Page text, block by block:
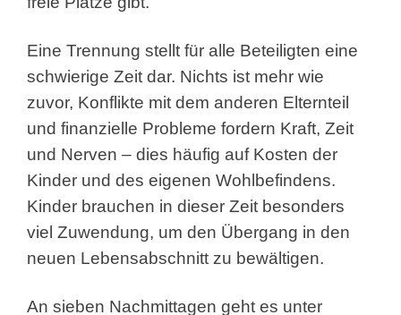
Eine Trennung stellt für alle Beteiligten eine
schwierige Zeit dar. Nichts ist mehr wie
zuvor, Konflikte mit dem anderen Elternteil
und finanzielle Probleme fordern Kraft, Zeit
und Nerven – dies häufig auf Kosten der
Kinder und des eigenen Wohlbefindens.
Kinder brauchen in dieser Zeit besonders
viel Zuwendung, um den Übergang in den
neuen Lebensabschnitt zu bewältigen.
An sieben Nachmittagen geht es unter